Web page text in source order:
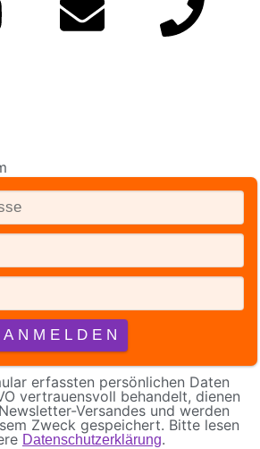
erfassten persönlichen Daten
vertrauensvoll behandelt, dienen
Versandes und werden
Zweck gespeichert. Bitte lesen
Datenschutzerklärung.